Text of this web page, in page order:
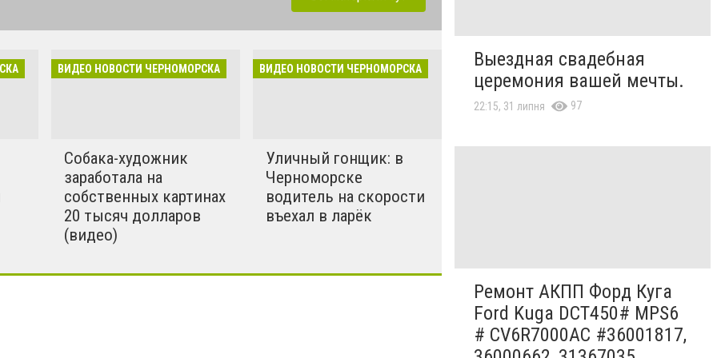
наше бесплатное
IOS / Android.
ВИДЕО НОВОСТИ ЧЕРНОМОРСКА
Собака-художник
заработала на
собственных картинах
20 тысяч долларов
(видео)
ВИДЕО НОВОСТИ ЧЕРНОМОРСКА
Уличный гонщик: в
Черноморске
водитель на скорости
въехал в ларёк
Выездная свадебная
церемония вашей мечты.
22:15, 31 липня 97
Ремонт АКПП Форд Куга
Ford Kuga DCT450# MPS6
# CV6R7000AC #36001817,